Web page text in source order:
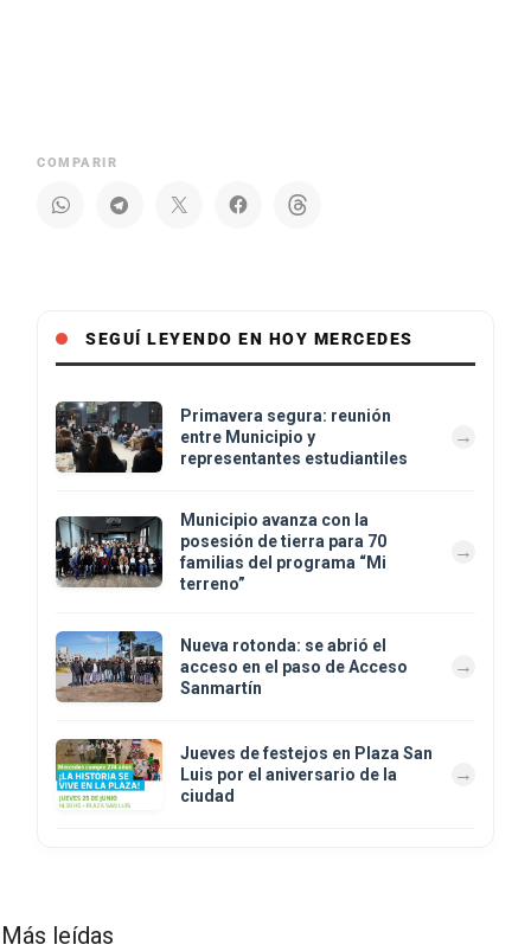
COMPARIR
SEGUÍ LEYENDO EN HOY MERCEDES
Primavera segura: reunión
entre Municipio y
representantes estudiantiles
Municipio avanza con la
posesión de tierra para 70
familias del programa “Mi
terreno”
Nueva rotonda: se abrió el
acceso en el paso de Acceso
Sanmartín
Jueves de festejos en Plaza San
Luis por el aniversario de la
ciudad
Más leídas